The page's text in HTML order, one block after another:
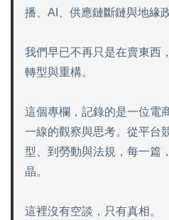
播、AI、供應鏈斷鏈與地緣政
我們早已不再只是在賣東西
轉型與重構。
這個專欄，記錄的是一位電
一線的觀察與思考。從平台
型、到勞動與法規，每一篇
晶。
這裡沒有空談，只有真相。